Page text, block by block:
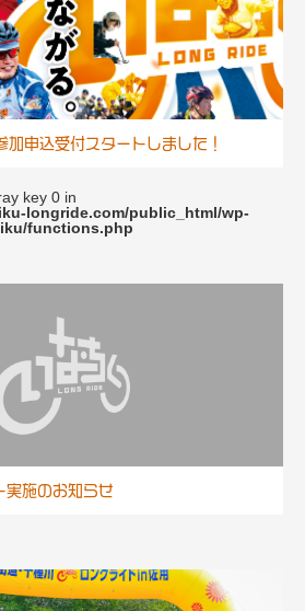
申込受付スタートしました！
key 0 in
longride.com/public_html/wp-
functions.php
実施のお知らせ